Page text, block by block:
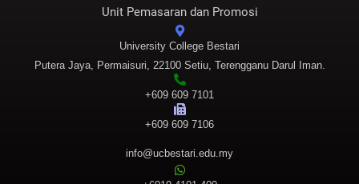
Unit Pemasaran dan Promosi
University College Bestari
Putera Jaya, Permaisuri, 22100 Setiu, Terengganu Darul Iman.
+609 609 7101
+609 609 7106
info@ucbestari.edu.my